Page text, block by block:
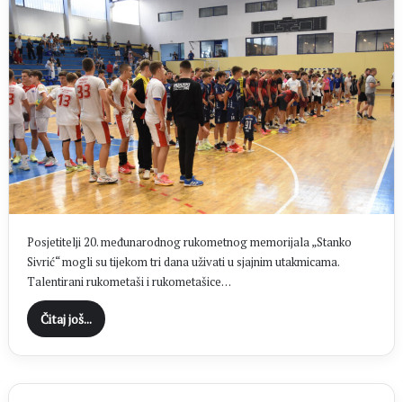
Posjetitelji 20. međunarodnog rukometnog memorijala „Stanko
Sivrić“ mogli su tijekom tri dana uživati u sjajnim utakmicama.
Talentirani rukometaši i rukometašice…
Čitaj još...